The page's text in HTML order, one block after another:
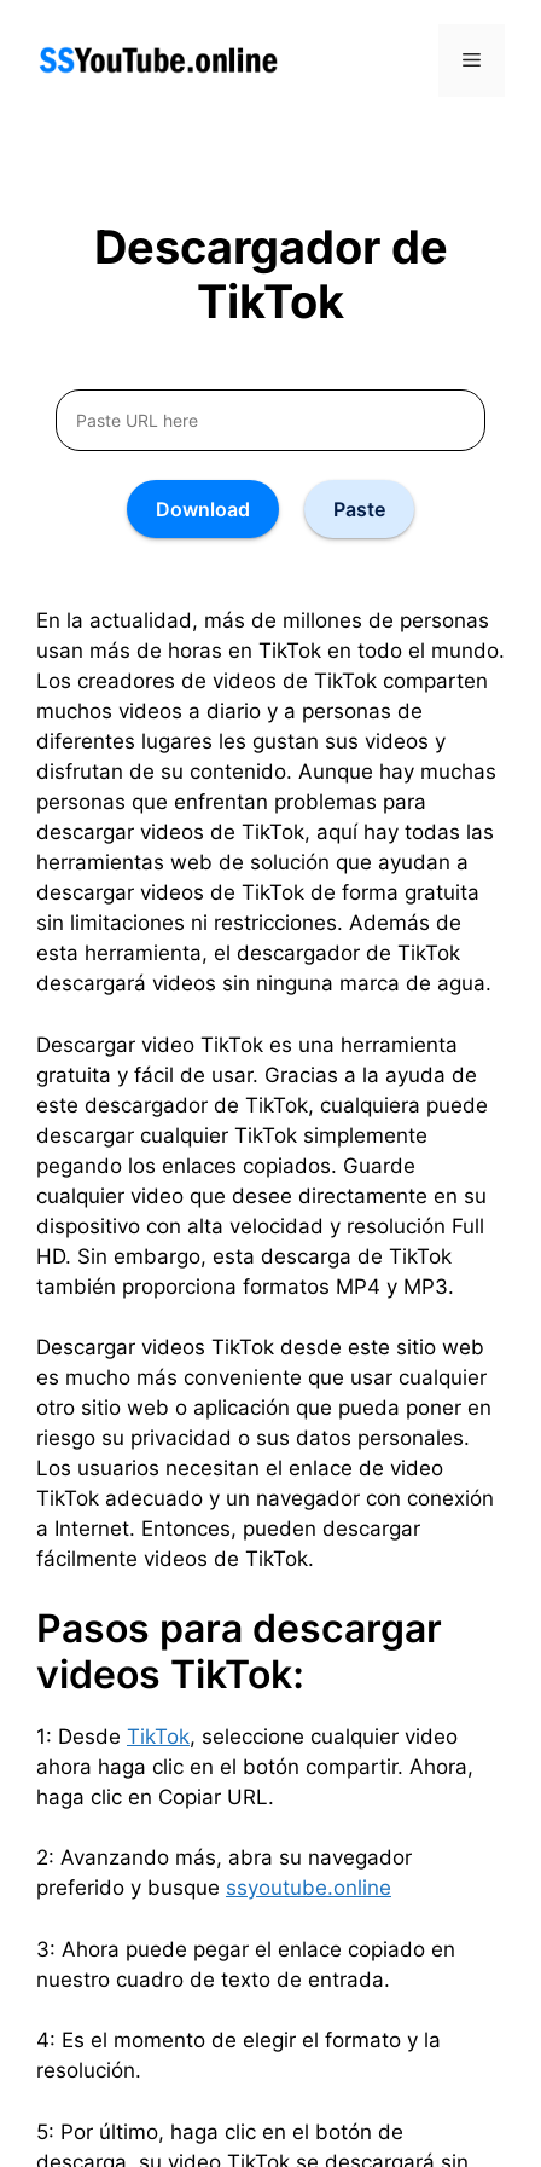
content
Menu
Descargador de
TikTok
Download Paste
En la actualidad, más de millones de personas
usan más de horas en TikTok en todo el mundo.
Los creadores de videos de TikTok comparten
muchos videos a diario y a personas de
diferentes lugares les gustan sus videos y
disfrutan de su contenido. Aunque hay muchas
personas que enfrentan problemas para
descargar videos de TikTok, aquí hay todas las
herramientas web de solución que ayudan a
descargar videos de TikTok de forma gratuita
sin limitaciones ni restricciones. Además de
esta herramienta, el descargador de TikTok
descargará videos sin ninguna marca de agua.
Descargar video TikTok es una herramienta
gratuita y fácil de usar. Gracias a la ayuda de
este descargador de TikTok, cualquiera puede
descargar cualquier TikTok simplemente
pegando los enlaces copiados. Guarde
cualquier video que desee directamente en su
dispositivo con alta velocidad y resolución Full
HD. Sin embargo, esta descarga de TikTok
también proporciona formatos MP4 y MP3.
Descargar videos TikTok desde este sitio web
es mucho más conveniente que usar cualquier
otro sitio web o aplicación que pueda poner en
riesgo su privacidad o sus datos personales.
Los usuarios necesitan el enlace de video
TikTok adecuado y un navegador con conexión
a Internet. Entonces, pueden descargar
fácilmente videos de TikTok.
Pasos para descargar
videos TikTok:
1: Desde TikTok, seleccione cualquier video
ahora haga clic en el botón compartir. Ahora,
haga clic en Copiar URL.
2: Avanzando más, abra su navegador
preferido y busque ssyoutube.online
3: Ahora puede pegar el enlace copiado en
nuestro cuadro de texto de entrada.
4: Es el momento de elegir el formato y la
resolución.
5: Por último, haga clic en el botón de
descarga, su video TikTok se descargará sin